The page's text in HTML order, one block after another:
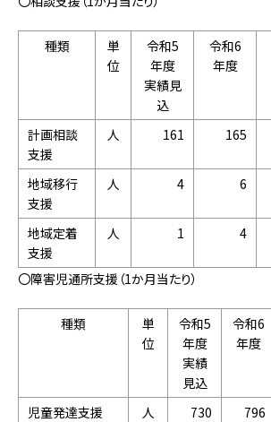
種類
単
位
令和5
年度
実績見
込
令和6
年度
計画相談
支援
人 161 165
地域移行
支援
人 4 6
地域定着
支援
人 1 4
〇障害児通所支援（1か月当たり）
種類
単
位
令和5
年度
実績
見込
令和6
年度
児童発達支援
人
730 796